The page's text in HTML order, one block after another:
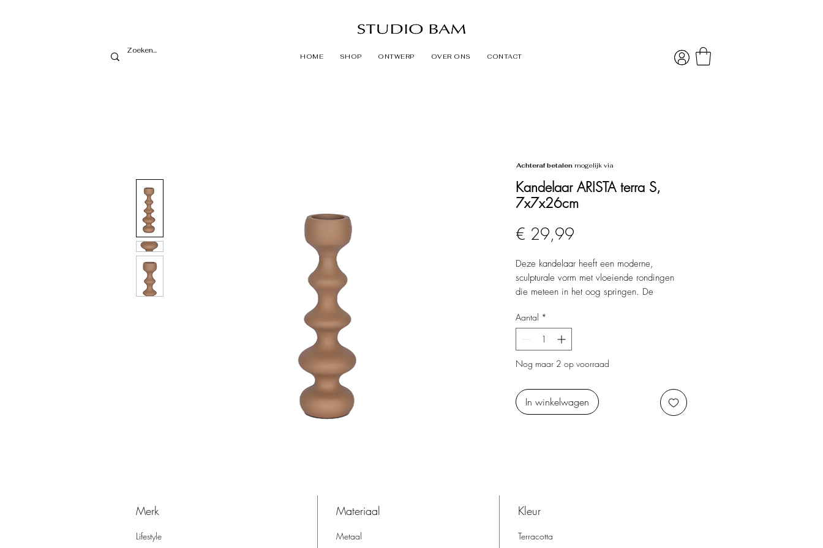
HOME SHOP ONTWERP OVER ONS CONTACT
Kandelaar ARISTA terra S,
7x7x26cm
€ 29,99
Deze kandelaar heeft een moderne,
sculpturale vorm met vloeiende rondingen
die meteen in het oog springen. De
ontwerp een rustige, stijlvolle uitstraling. Een
elegant decoratiestuk dat zowel solo als in
een set een verfijnde sfeer creëert.
Aantal *
Nog maar 2 op voorraad
In winkelwagen
Merk
Lifestyle
Materiaal
Metaal
Kleur
Terracotta
Achteraf betalen mogelijk via